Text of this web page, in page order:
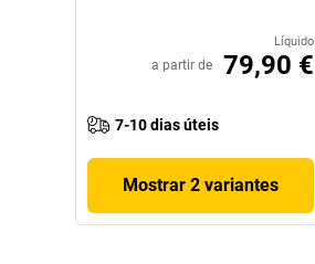
Líquido
a partir de 79,90 €
7-10 dias úteis
Mostrar 2 variantes